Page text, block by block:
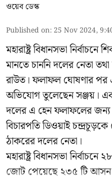
ওয়েব ডেস্ক
Published on: 25 Nov 2024,
মহারাষ্ট্র বিধানসভা
মানতে চাননি দলের নেতা
রাউত। ফলাফল ঘোষণার পর
অভিযোগ তুলেছেন সঞ্জয়।
দলের এ হেন ফলাফলের জন্য
বিচারপতি ডিওয়াই
ঠাকরের দলের নেতা।
মহারাষ্ট্র বিধানসভা
জোট পেয়েছে ২৩৫ টি